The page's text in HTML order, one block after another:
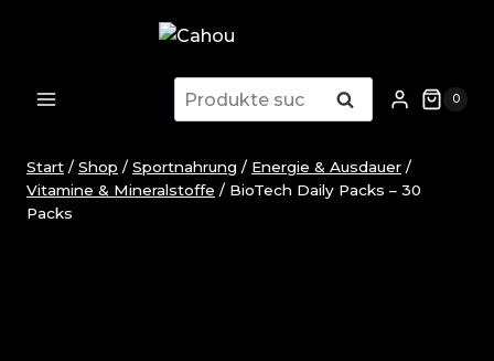
Suchen
nach:
Suchen 0
Start / Shop / Sportnahrung / Energie & Ausdauer /
Vitamine & Mineralstoffe / BioTech Daily Packs – 30
Packs